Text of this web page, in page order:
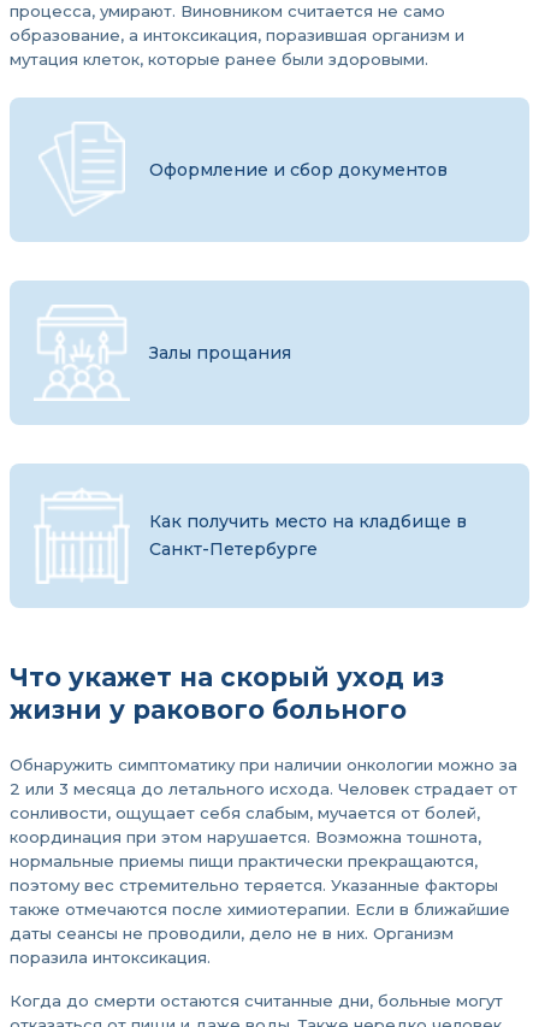
процесса, умирают. Виновником считается не само
образование, а интоксикация, поразившая организм и
мутация клеток, которые ранее были здоровыми.
Оформление и сбор документов
Залы прощания
Как получить место на кладбище в
Санкт-Петербурге
Что укажет на скорый уход из
жизни у ракового больного
Обнаружить симптоматику при наличии онкологии можно за
2 или 3 месяца до летального исхода. Человек страдает от
сонливости, ощущает себя слабым, мучается от болей,
координация при этом нарушается. Возможна тошнота,
нормальные приемы пищи практически прекращаются,
поэтому вес стремительно теряется. Указанные факторы
также отмечаются после химиотерапии. Если в ближайшие
даты сеансы не проводили, дело не в них. Организм
поразила интоксикация.
Когда до смерти остаются считанные дни, больные могут